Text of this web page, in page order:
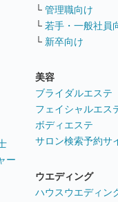
ー
└ 管理職向け
└ 若手・一般社員
└ 新卒向け
美容
ブライダルエステ
フェイシャルエス
ボディエステ
サロン検索予約サ
ウエディング
ハウスウエディン